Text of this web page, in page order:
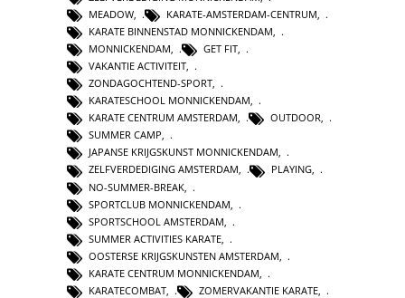
MEADOW
KARATE-AMSTERDAM-CENTRUM
KARATE BINNENSTAD MONNICKENDAM
MONNICKENDAM, GET FIT,
VAKANTIE ACTIVITEIT,
ZONDAGOCHTEND-SPORT,
KARATESCHOOL MONNICKENDAM,
KARATE CENTRUM AMSTERDAM, OUTDOOR,
SUMMER CAMP,
JAPANSE KRIJGSKUNST MONNICKENDAM,
ZELFVERDEDIGING AMSTERDAM, PLAYING,
NO-SUMMER-BREAK
SPORTCLUB MONNICKENDAM
SPORTSCHOOL AMSTERDAM
SUMMER ACTIVITIES KARATE
OOSTERSE KRIJGSKUNSTEN AMSTERDAM
KARATE CENTRUM MONNICKENDAM
KARATECOMBAT
ZOMERVAKANTIE KARATE